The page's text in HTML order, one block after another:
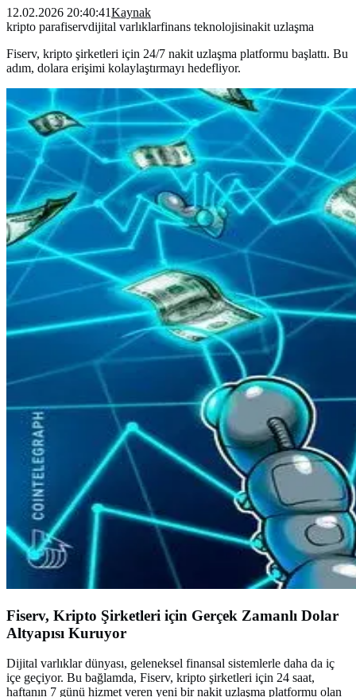
12.02.2026 20:40:41Kaynak
kripto parafiservdijital varlıklarfinans teknolojisinakit uzlaşma
Fiserv, kripto şirketleri için 24/7 nakit uzlaşma platformu başlattı. Bu
adım, dolara erişimi kolaylaştırmayı hedefliyor.
Fiserv, Kripto Şirketleri için Gerçek Zamanlı Dolar
Altyapısı Kuruyor
Dijital varlıklar dünyası, geleneksel finansal sistemlerle daha da iç
içe geçiyor. Bu bağlamda, Fiserv, kripto şirketleri için 24 saat,
haftanın 7 günü hizmet veren yeni bir nakit uzlaşma platformu olan